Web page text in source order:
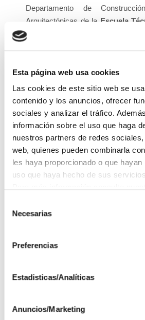
Esta página web usa cookies
Las cookies de este sitio web se
contenido y los anuncios, ofrecer
sociales y analizar el tráfico.
información sobre el uso que haga
nuestros partners de redes
web, quienes pueden combinarla
les haya proporcionado o que
uso que haya hecho de sus
Necesarias
Preferencias
Estadisticas/Analíticas
Anuncios/Marketing
Departamento de
Arquitectónicas de la Escuela
Arquitectura de la
Se cuenta además con la
gestión del proyecto.
Ilustración 1. Sistemas de
fotovoltaica (HCPV) de BSQ Solar
La alta concentración fotovoltaica
hace también que sea la que
densidad de energía por
los entornos residenciales y
El proyecto PowerTree tiene
desarrollo de sistemas de
diseño y funcionalidad, para ser